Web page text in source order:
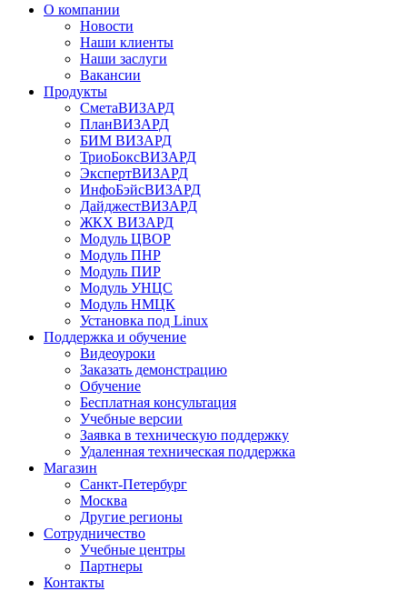
О компании
Новости
Наши клиенты
Наши заслуги
Вакансии
Продукты
СметаВИЗАРД
ПланВИЗАРД
БИМ ВИЗАРД
ТриоБоксВИЗАРД
ЭкспертВИЗАРД
ИнфоБэйсВИЗАРД
ДайджестВИЗАРД
ЖКХ ВИЗАРД
Модуль ЦВОР
Модуль ПНР
Модуль ПИР
Модуль УНЦС
Модуль НМЦК
Установка под Linux
Поддержка и обучение
Видеоуроки
Заказать демонстрацию
Обучение
Бесплатная консультация
Учебные версии
Заявка в техническую поддержку
Удаленная техническая поддержка
Магазин
Санкт-Петербург
Москва
Другие регионы
Сотрудничество
Учебные центры
Партнеры
Контакты